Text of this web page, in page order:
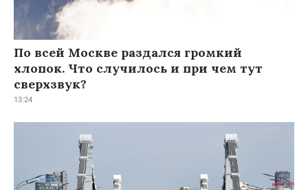
По всей Москве раздался громкий
хлопок. Что случилось и при чем тут
сверхзвук?
13:24